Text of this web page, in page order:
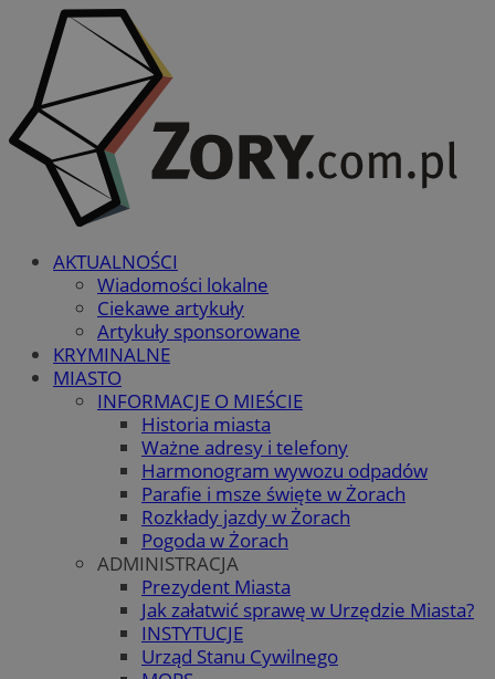
AKTUALNOŚCI
Wiadomości lokalne
Ciekawe artykuły
Artykuły sponsorowane
KRYMINALNE
MIASTO
INFORMACJE O MIEŚCIE
Historia miasta
Ważne adresy i telefony
Harmonogram wywozu odpadów
Parafie i msze święte w Żorach
Rozkłady jazdy w Żorach
Pogoda w Żorach
ADMINISTRACJA
Prezydent Miasta
Jak załatwić sprawę w Urzędzie Miasta?
INSTYTUCJE
Urząd Stanu Cywilnego